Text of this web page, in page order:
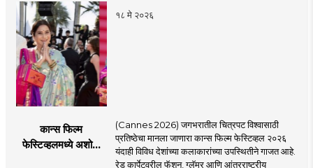
जोरदार टीका, नेमकं
काय म्हणाली?
१८ मे २०२६
कान्स फिल्म
फेस्टिव्हलमध्ये अशोक
(Cannes 2026) जगभरातील चित्रपट विश्वासाठी
प्रतिष्ठेचा मानला जाणारा कान्स फिल्म फेस्टिव्हल २०२६
यंदाही विविध देशांच्या कलाकारांच्या उपस्थितीने गाजत आहे.
रेड कार्पेटवरील फॅशन, ग्लॅमर आणि आंतरराष्ट्रीय